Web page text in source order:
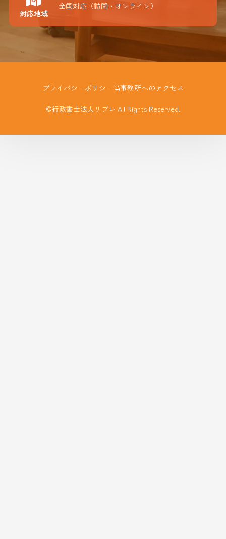
対応地域
全国対応（訪問・オンライン）
プライバシーポリシー 当事務所へのアクセス
©行政書士法人リブレ All Rights Reserved.